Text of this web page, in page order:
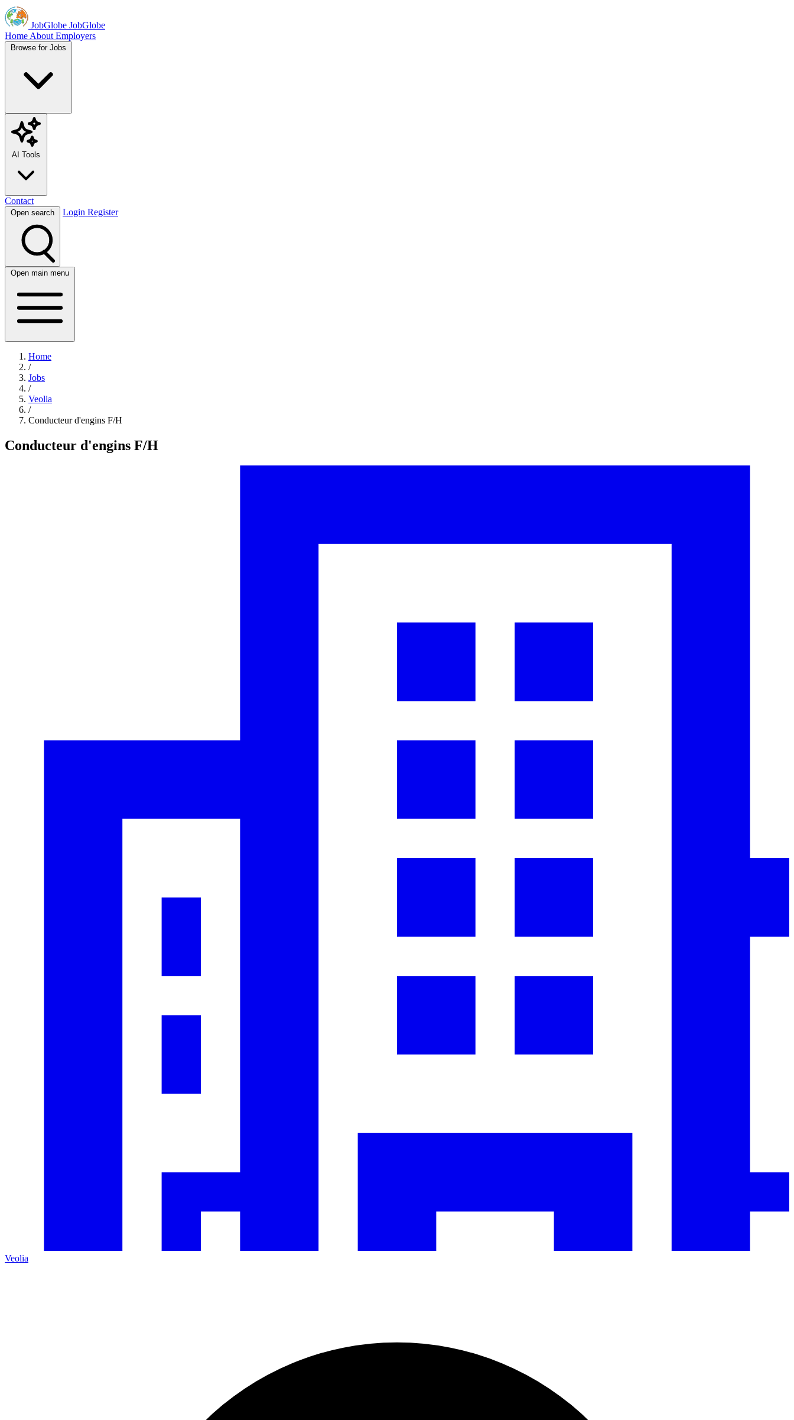
JobGlobe JobGlobe
Home About Employers
Browse for Jobs
AI Tools
Contact
Open search Login Register
Open main menu
Home
/
Jobs
/
Veolia
/
Conducteur d'engins F/H
Conducteur d'engins F/H
Veolia